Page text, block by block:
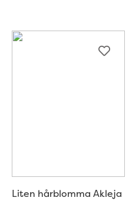
Liten hårblomma Akleja